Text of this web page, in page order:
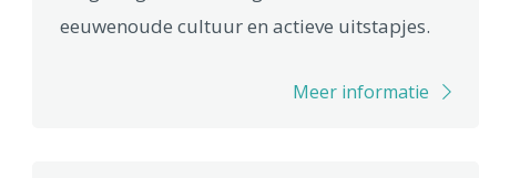
eeuwenoude cultuur en actieve uitstapjes.
Meer informatie